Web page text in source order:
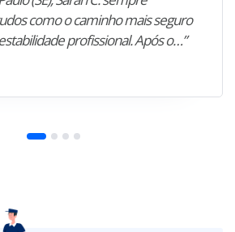
como o caminho mais seguro
profissional. Após o…”